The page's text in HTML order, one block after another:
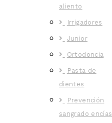
aliento
Irrigadores
Junior
Ortodoncia
Pasta de
dientes
Prevención
sangrado encías